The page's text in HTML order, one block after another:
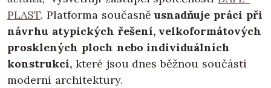
PLAST. Platforma současněusnadňuje práci při
návrhu atypických řešení, velkoformátových
prosklených ploch nebo individuálních
konstrukcí, které jsou dnes běžnou součástí
moderní architektury.